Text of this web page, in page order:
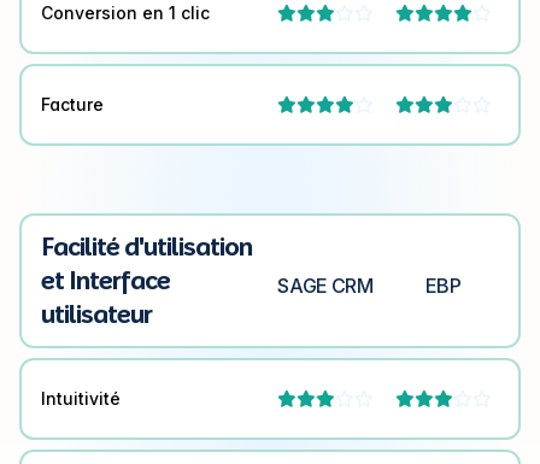
Conversion en 1 clic  
Facture  
Facilité d'utilisation
et Interface
utilisateur
SAGE CRM EBP
Intuitivité  